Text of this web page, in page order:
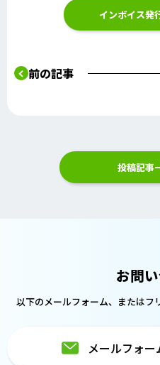
インボイス発
前の記事
投稿記事
お問
以下のメールフォーム、またはフ
メールフォ